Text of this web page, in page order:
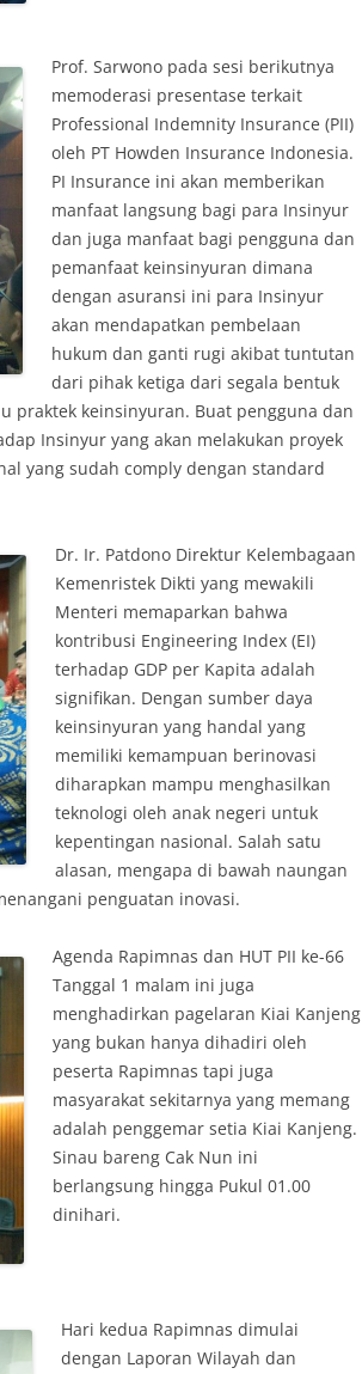
Prof. Sarwono pada sesi berikutnya
memoderasi presentase terkait
Professional Indemnity Insurance (PII)
oleh PT Howden Insurance Indonesia.
PI Insurance ini akan memberikan
manfaat langsung bagi para Insinyur
dan juga manfaat bagi pengguna dan
pemanfaat keinsinyuran dimana
dengan asuransi ini para Insinyur
akan mendapatkan pembelaan
hukum dan ganti rugi akibat tuntutan
dari pihak ketiga dari segala bentuk
praktek keinsinyuran. Buat pengguna dan
Insinyur yang akan melakukan proyek
yang sudah comply dengan standard
Dr. Ir. Patdono Direktur Kelembagaan
Kemenristek Dikti yang mewakili
Menteri memaparkan bahwa
kontribusi Engineering Index (EI)
terhadap GDP per Kapita adalah
signifikan. Dengan sumber daya
keinsinyuran yang handal yang
memiliki kemampuan berinovasi
diharapkan mampu menghasilkan
teknologi oleh anak negeri untuk
kepentingan nasional. Salah satu
alasan, mengapa di bawah naungan
penguatan inovasi.
Agenda Rapimnas dan HUT PII ke-66
Tanggal 1 malam ini juga
menghadirkan pagelaran Kiai Kanjeng
yang bukan hanya dihadiri oleh
peserta Rapimnas tapi juga
masyarakat sekitarnya yang memang
adalah penggemar setia Kiai Kanjeng.
Sinau bareng Cak Nun ini
berlangsung hingga Pukul 01.00
dinihari.
Hari kedua Rapimnas dimulai
dengan Laporan Wilayah dan